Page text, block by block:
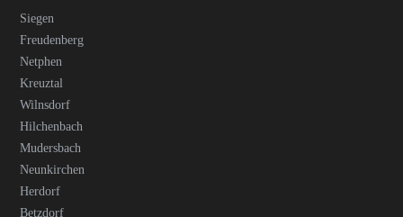
Siegen
Freudenberg
Netphen
Kreuztal
Wilnsdorf
Hilchenbach
Mudersbach
Neunkirchen
Herdorf
Betzdorf